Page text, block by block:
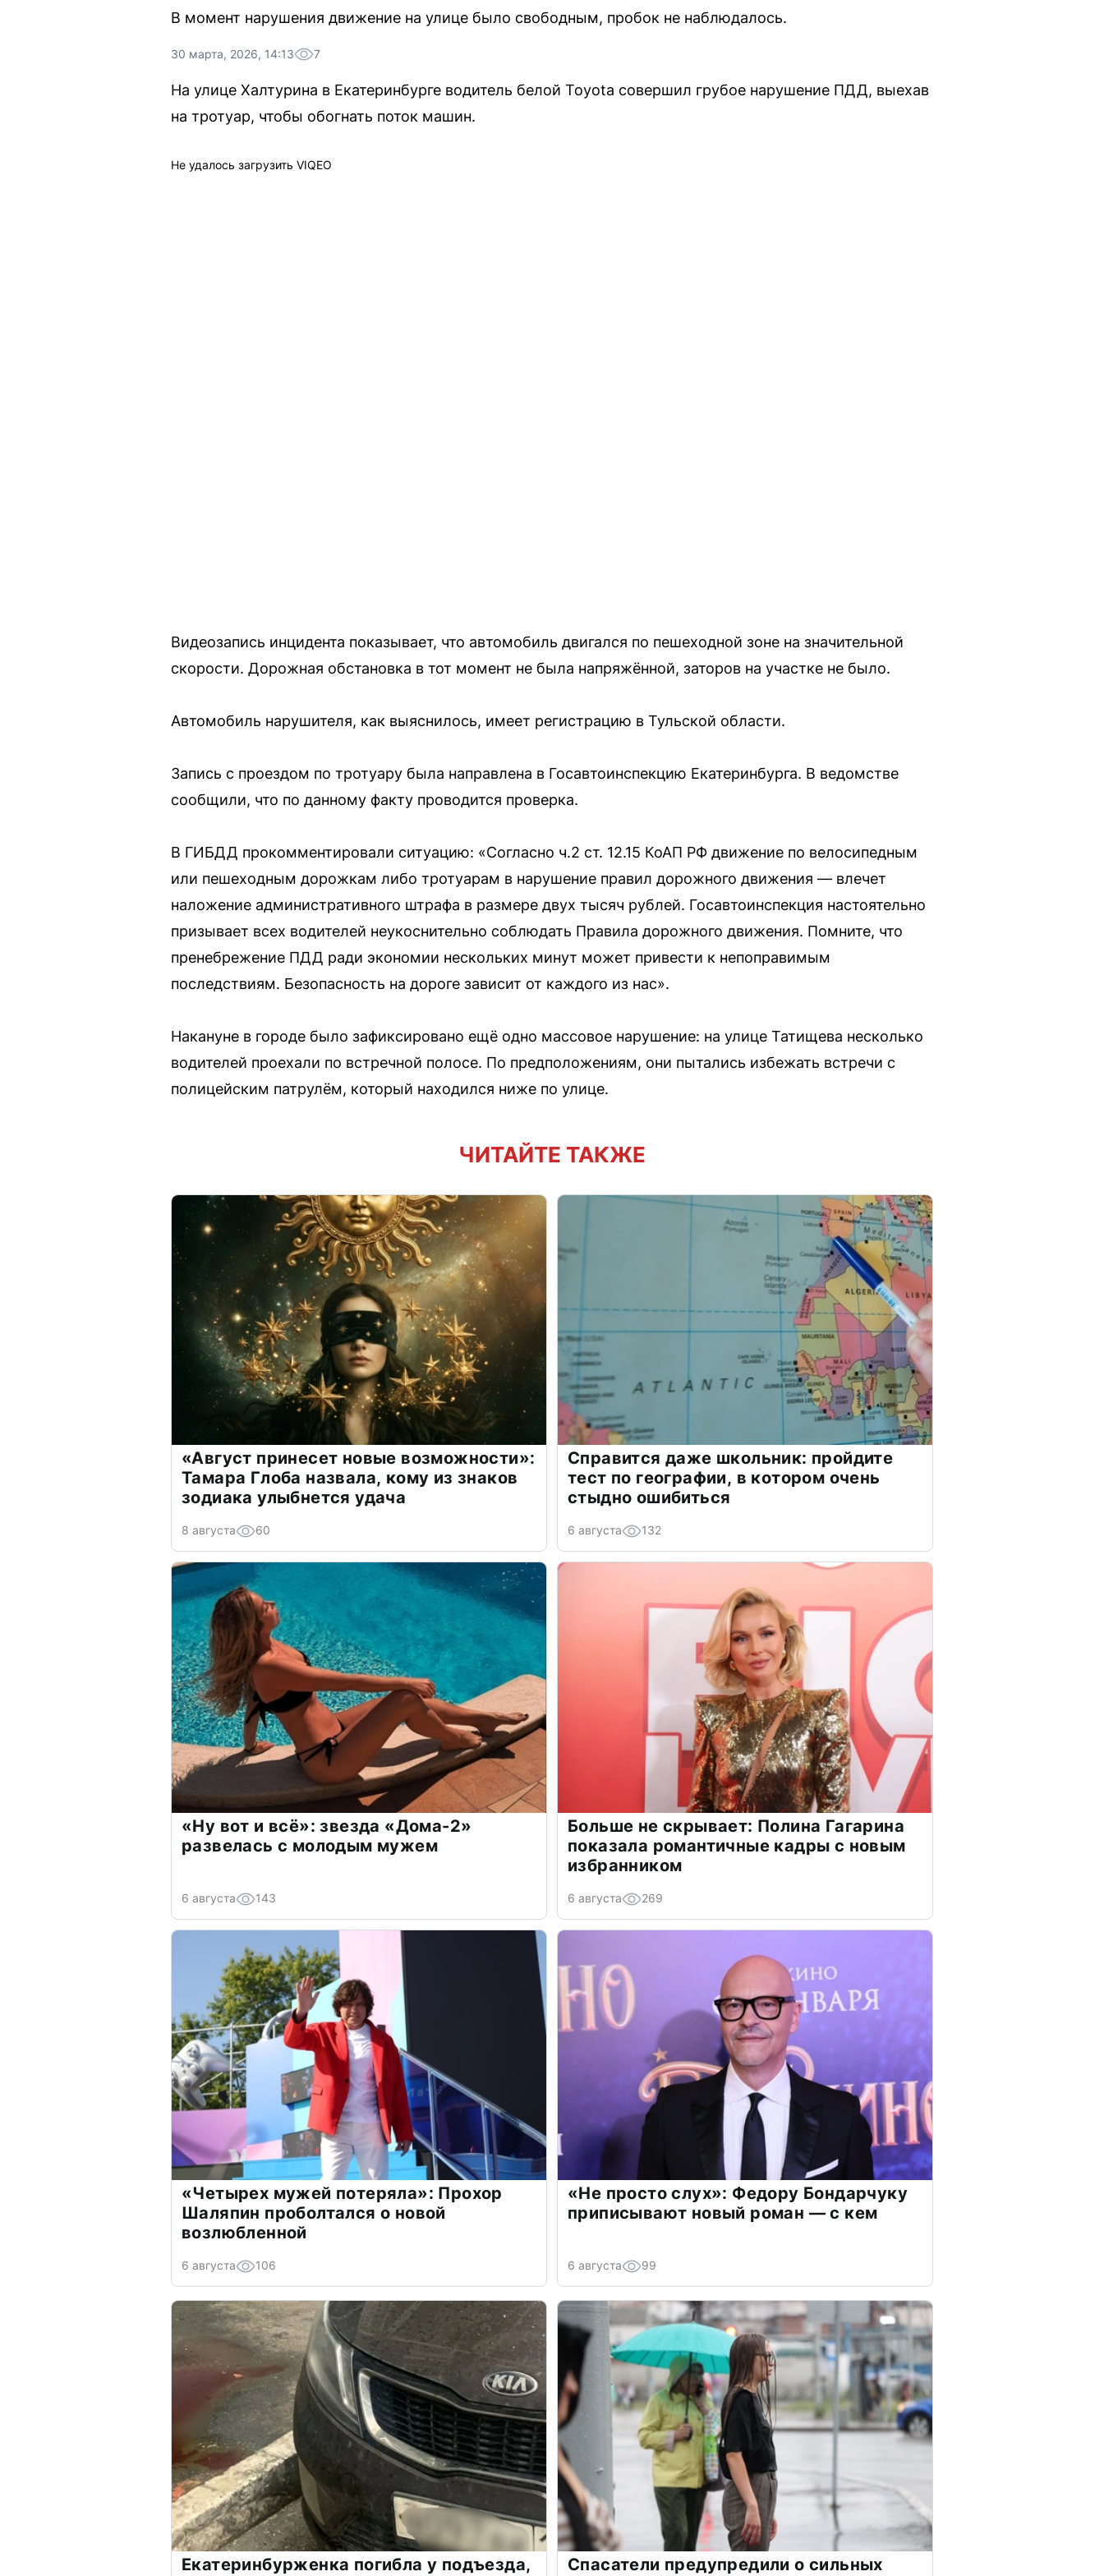
В момент нарушения движение на улице было свободным, пробок не наблюдалось.
30 марта, 2026, 14:13 7
На улице Халтурина в Екатеринбурге водитель белой Toyota совершил грубое нарушение ПДД, выехав
на тротуар, чтобы обогнать поток машин.
Не удалось загрузить VIQEO
Видеозапись инцидента показывает, что автомобиль двигался по пешеходной зоне на значительной
скорости. Дорожная обстановка в тот момент не была напряжённой, заторов на участке не было.
Автомобиль нарушителя, как выяснилось, имеет регистрацию в Тульской области.
Запись с проездом по тротуару была направлена в Госавтоинспекцию Екатеринбурга. В ведомстве
сообщили, что по данному факту проводится проверка.
В ГИБДД прокомментировали ситуацию: «Согласно ч.2 ст. 12.15 КоАП РФ движение по велосипедным
или пешеходным дорожкам либо тротуарам в нарушение правил дорожного движения — влечет
наложение административного штрафа в размере двух тысяч рублей. Госавтоинспекция настоятельно
призывает всех водителей неукоснительно соблюдать Правила дорожного движения. Помните, что
пренебрежение ПДД ради экономии нескольких минут может привести к непоправимым
последствиям. Безопасность на дороге зависит от каждого из нас».
Накануне в городе было зафиксировано ещё одно массовое нарушение: на улице Татищева несколько
водителей проехали по встречной полосе. По предположениям, они пытались избежать встречи с
полицейским патрулём, который находился ниже по улице.
ЧИТАЙТЕ ТАКЖЕ
«Август принесет новые возможности»:
Тамара Глоба назвала, кому из знаков
зодиака улыбнется удача
8 августа 60
Справится даже школьник: пройдите
тест по географии, в котором очень
стыдно ошибиться
6 августа 132
«Ну вот и всё»: звезда «Дома-2»
развелась с молодым мужем
6 августа 143
Больше не скрывает: Полина Гагарина
показала романтичные кадры с новым
избранником
6 августа 269
«Четырех мужей потеряла»: Прохор
Шаляпин проболтался о новой
возлюбленной
6 августа 106
«Не просто слух»: Федору Бондарчуку
приписывают новый роман — с кем
6 августа 99
Екатеринбурженка погибла у подъезда,
Спасатели предупредили о сильных